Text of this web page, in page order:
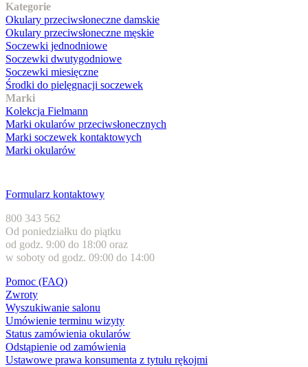
Kategorie
Okulary przeciwsłoneczne damskie
Okulary przeciwsłoneczne męskie
Soczewki jednodniowe
Soczewki dwutygodniowe
Soczewki miesięczne
Środki do pielęgnacji soczewek
Marki
Kolekcja Fielmann
Marki okularów przeciwsłonecznych
Marki soczewek kontaktowych
Marki okularów
Formularz kontaktowy
800 343 562
Od poniedziałku do piątku
od godz. 9:00 do 18:00 oraz
w soboty od godz. 09:00 do 14:00
Pomoc (FAQ)
Zwroty
Wyszukiwanie salonu
Umówienie terminu wizyty
Status zamówienia okularów
Odstąpienie od zamówienia
Ustawowe prawa konsumenta z tytułu rękojmi